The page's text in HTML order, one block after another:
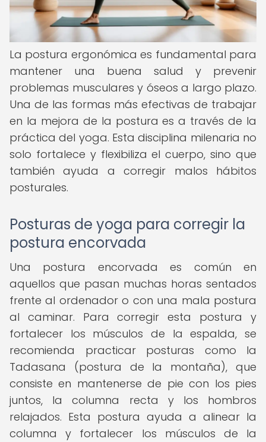
La postura ergonómica es fundamental para
mantener una buena salud y prevenir
problemas musculares y óseos a largo plazo.
Una de las formas más efectivas de trabajar
en la mejora de la postura es a través de la
práctica del yoga. Esta disciplina milenaria no
solo fortalece y flexibiliza el cuerpo, sino que
también ayuda a corregir malos hábitos
posturales.
Posturas de yoga para corregir la
postura encorvada
Una postura encorvada es común en
aquellos que pasan muchas horas sentados
frente al ordenador o con una mala postura
al caminar. Para corregir esta postura y
fortalecer los músculos de la espalda, se
recomienda practicar posturas como la
Tadasana (postura de la montaña), que
consiste en mantenerse de pie con los pies
juntos, la columna recta y los hombros
relajados. Esta postura ayuda a alinear la
columna y fortalecer los músculos de la